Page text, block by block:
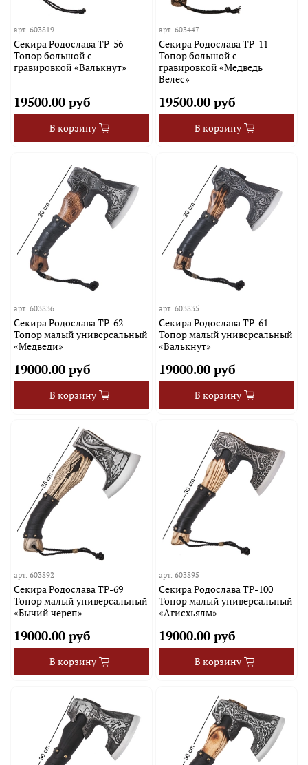
арт.603819
Секира Родослава TP-56
Топор большой с
гравировкой «Валькнут»
19500.00 руб
В корзину
арт. 603447
Секира Родослава TP-11
Топор большой с
гравировкой «Медведь
Велес»
19500.00 руб
В корзину
арт.603836
Секира Родослава TP-62
Топор малый универсальный
«Медведи»
19000.00 руб
В корзину
арт. 603835
Секира Родослава TP-61
Топор малый универсальный
«Валькнут»
19000.00 руб
В корзину
арт.603892
Секира Родослава TP-69
Топор малый универсальный
«Бычий череп»
19000.00 руб
В корзину
арт. 603895
Секира Родослава TP-100
Топор малый универсальный
«Агисхьялм»
19000.00 руб
В корзину